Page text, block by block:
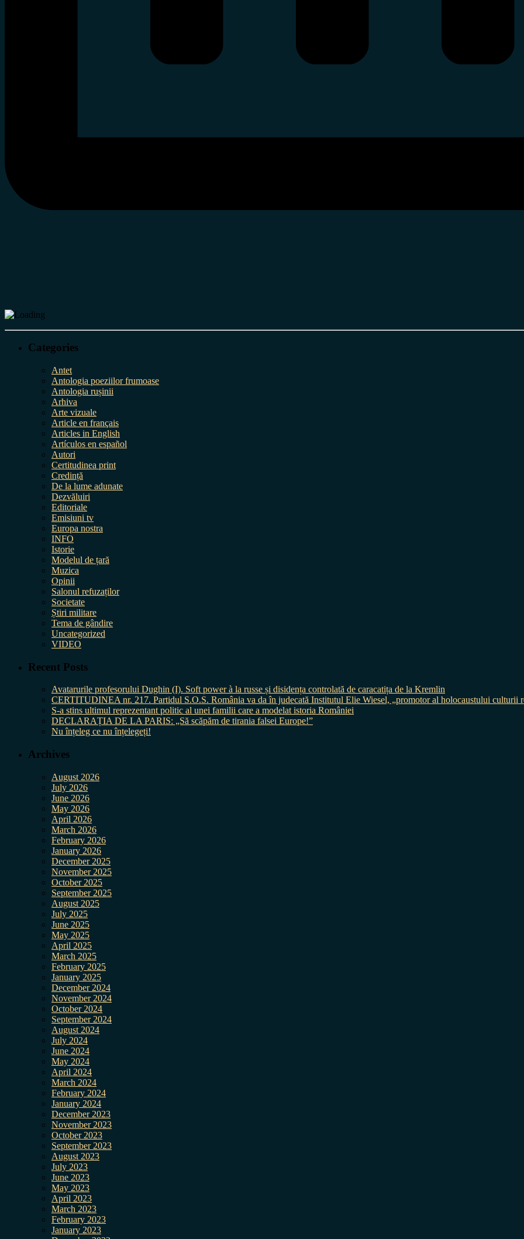
Categories
Antet
Antologia poeziilor frumoase
Antologia rușinii
Arhiva
Arte vizuale
Article en français
Articles in English
Artículos en español
Autori
Certitudinea print
Credință
De la lume adunate
Dezvăluiri
Editoriale
Emisiuni tv
Europa nostra
INFO
Istorie
Modelul de țară
Muzica
Opinii
Salonul refuzaților
Societate
Știri militare
Tema de gândire
Uncategorized
VIDEO
Recent Posts
Avatarurile profesorului Dughin (I). Soft power à la russe și disidența controlată de caracatița de la Kremlin
CERTITUDINEA nr. 217. Partidul S.O.S. România va da în judecată Institutul Elie Wiesel, „promotor al holocaustului culturii
S-a stins ultimul reprezentant politic al unei familii care a modelat istoria României
DECLARAȚIA DE LA PARIS: „Să scăpăm de tirania falsei Europe!”
Nu înțeleg ce nu înțelegeți!
Archives
August 2026
July 2026
June 2026
May 2026
April 2026
March 2026
February 2026
January 2026
December 2025
November 2025
October 2025
September 2025
August 2025
July 2025
June 2025
May 2025
April 2025
March 2025
February 2025
January 2025
December 2024
November 2024
October 2024
September 2024
August 2024
July 2024
June 2024
May 2024
April 2024
March 2024
February 2024
January 2024
December 2023
November 2023
October 2023
September 2023
August 2023
July 2023
June 2023
May 2023
April 2023
March 2023
February 2023
January 2023